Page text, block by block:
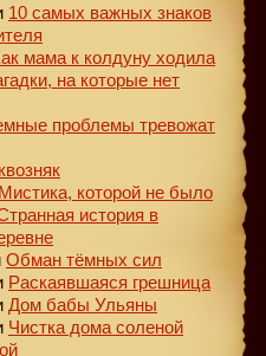
10 самых важных знаков
мама к колдуну ходила
на которые нет
проблемы тревожат
Мистика, которой не было
история в
Обман тёмных сил
Раскаявшаяся грешница
Дом бабы Ульяны
Чистка дома соленой